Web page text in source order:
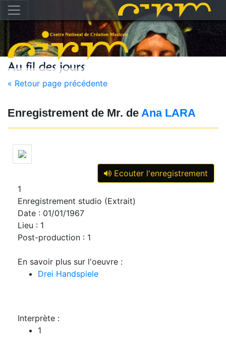
« Retour page précédente
Enregistrement de Mr. de Ana LARA
Ecouter l'enregistrement
1
Enregistrement studio (Extrait)
Date : 01/01/1967
Lieu : 1
Post-production : 1
En savoir plus sur l'oeuvre :
Drei Handspiele
Interprète :
1